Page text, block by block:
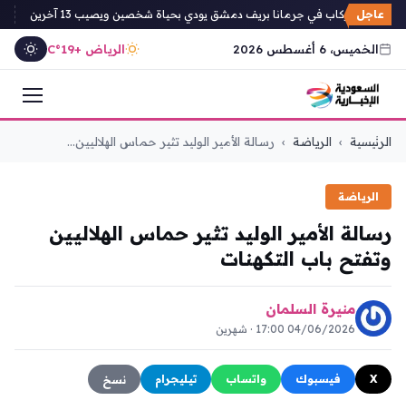
عاجل
حافلة ركاب في جرمانا بريف دمشق يودي بحياة شخصين ويصيب 13 آخرين
الخميس، 6 أغسطس 2026 الرياض +19°C
التجاوز
الرئيسية › الرياضة › رسالة الأمير الوليد تثير حماس الهلاليين...
الرياضة
رسالة الأمير الوليد تثير حماس الهلاليين
وتفتح باب التكهنات
منيرة السلمان
04/06/2026 17:00 · شهرين
X فيسبوك واتساب تيليجرام نسخ